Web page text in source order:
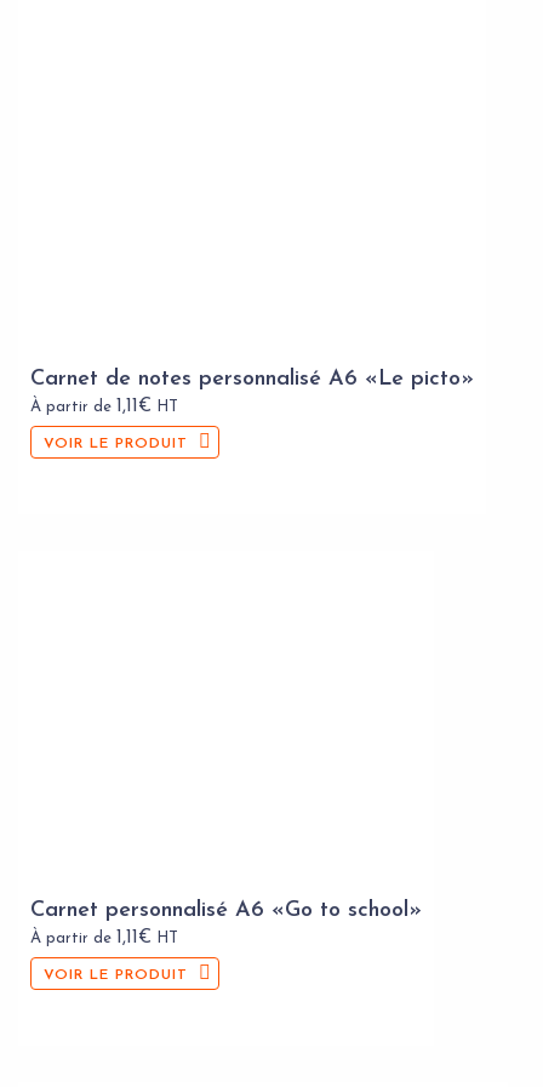
Carnet de notes personnalisé A6 «Le picto»
À partir de 1,11 € HT
VOIR LE PRODUIT
Carnet personnalisé A6 «Go to school»
À partir de 1,11 € HT
VOIR LE PRODUIT